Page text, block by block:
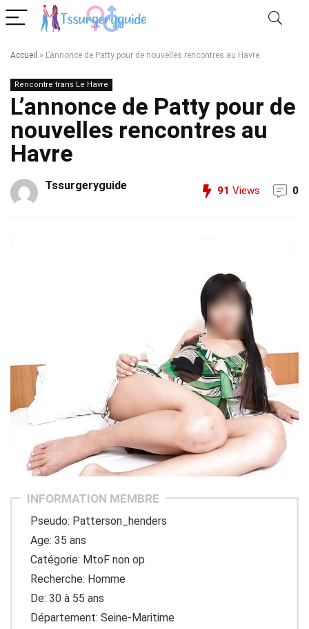
Accueil » L’annonce de Patty pour de nouvelles rencontres au Havre
Rencontre trans Le Havre
L’annonce de Patty pour de
nouvelles rencontres au
Havre
Tssurgeryguide 91 Views 0
INFORMATION MEMBRE
Pseudo: Patterson_henders
Age: 35 ans
Catégorie: MtoF non op
Recherche: Homme
De: 30 à 55 ans
Département: Seine-Maritime